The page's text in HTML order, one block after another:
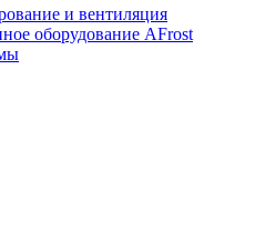
и вентиляция
оборудование AFrost